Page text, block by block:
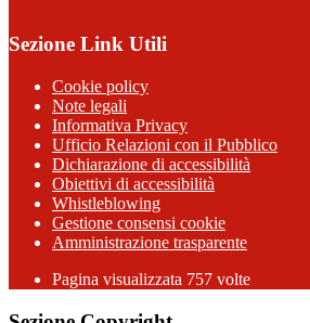
Sezione Link Utili
Cookie policy
Note legali
Informativa Privacy
Ufficio Relazioni con il Pubblico
Dichiarazione di accessibilità
Obiettivi di accessibilità
Whistleblowing
Gestione consensi cookie
Amministrazione trasparente
Pagina visualizzata 757 volte